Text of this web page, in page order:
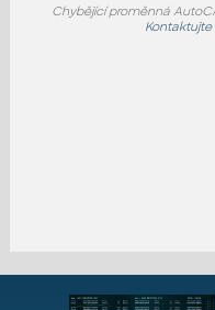
Chybějící proměnná
Kontaktujte